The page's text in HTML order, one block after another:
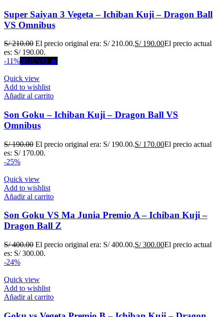
Super Saiyan 3 Vegeta – Ichiban Kuji – Dragon Ball
VS Omnibus
S/210.00 El precio original era: S/ 210.00.S/190.00El precio actual
es: S/ 190.00.
-11%NUEVO 🔥
Quick view
Add to wishlist
Añadir al carrito
Son Goku – Ichiban Kuji – Dragon Ball VS
Omnibus
S/190.00 El precio original era: S/ 190.00.S/170.00El precio actual
es: S/ 170.00.
-25%
Quick view
Add to wishlist
Añadir al carrito
Son Goku VS Ma Junia Premio A – Ichiban Kuji –
Dragon Ball Z
S/400.00 El precio original era: S/ 400.00.S/300.00El precio actual
es: S/ 300.00.
-24%
Quick view
Add to wishlist
Añadir al carrito